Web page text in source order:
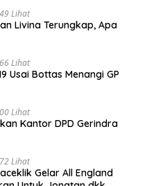
Dugaan Janggal Tender Jalan
Pemprov Sumsel: Penawaran
Murah Digugurkan,
Hukum
Lihat
Livina Terungkap, Apa
Lihat
Usai Bottas Menangi GP
Lihat
Kantor DPD Gerindra
Lihat
Gelar All England